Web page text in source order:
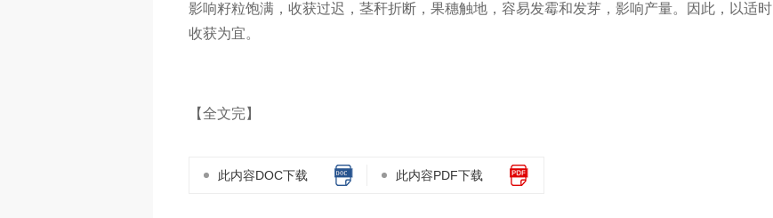
影响籽粒饱满，收获过迟，茎秆折断，果穗触地，容易发霉和发芽，影响产量。因此，以适时
收获为宜。
【全文完】
此内容DOC下载 此内容PDF下载